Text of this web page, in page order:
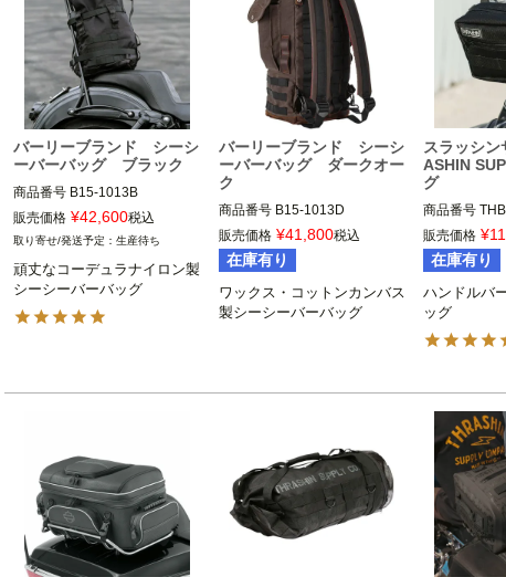
バーリーブランド シーシ
ーバーバッグ ブラック
商品番号 B15-1013B
2BC：070283
2HD：750-05515
Burly Brand（バーリーブラン
ド）
販売価格 ¥42,600税込
生産待ち
頑丈なコーデュラナイロン製
シーシーバーバッグ
バーリーブランド シーシ
ーバーバッグ ダークオー
ク
商品番号 B15-1013D
2BC：070282
Burly Brand（バーリーブラン
ド）
販売価格 ¥41,800税込
在庫有り
ワックス・コットンカンバス
製シーシーバーバッグ
スラッシン
ASHIN
グ
商品番号
旧型番：
3OT:3510-
Thrashin
サプライ）
販売価格 ¥
在庫有り
ハンドルバ
ッグ